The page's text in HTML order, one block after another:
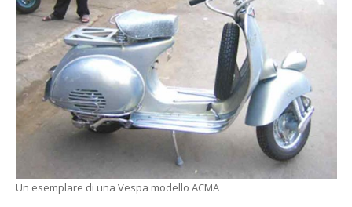
Un esemplare di una Vespa modello ACMA